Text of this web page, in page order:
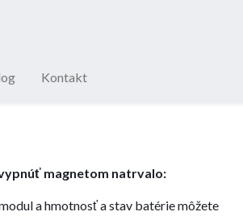
Kontakt
magnetom natrvalo:
a hmotnosť a stav batérie môžete